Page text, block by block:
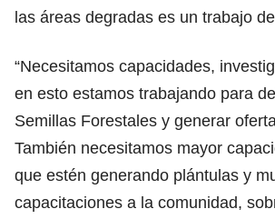
las áreas degradas es un trabajo
“Necesitamos capacidades,
en esto estamos trabajando para
Semillas Forestales y generar
También necesitamos mayor
que estén generando plántulas y
capacitaciones a la comunidad,